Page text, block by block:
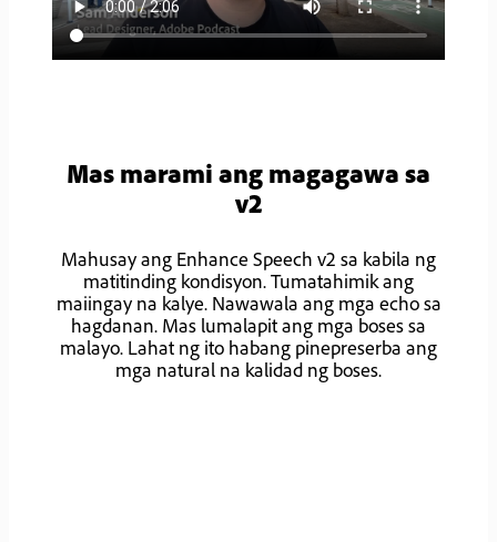
Mas marami ang magagawa sa
v2
Mahusay ang Enhance Speech v2 sa kabila ng
matitinding kondisyon. Tumatahimik ang
maiingay na kalye. Nawawala ang mga echo sa
hagdanan. Mas lumalapit ang mga boses sa
malayo. Lahat ng ito habang pinepreserba ang
mga natural na kalidad ng boses.